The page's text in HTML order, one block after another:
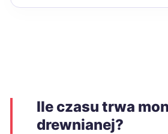
Ile czasu trwa
drewnianej?